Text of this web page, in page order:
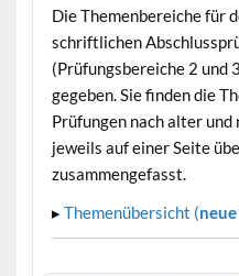
Die Themenbereiche für
schriftlichen
(Prüfungsbereiche 2 und
gegeben. Sie finden die
Prüfungen nach alter
jeweils auf einer Seite
zusammengefasst.
▸Themenübersicht (neue